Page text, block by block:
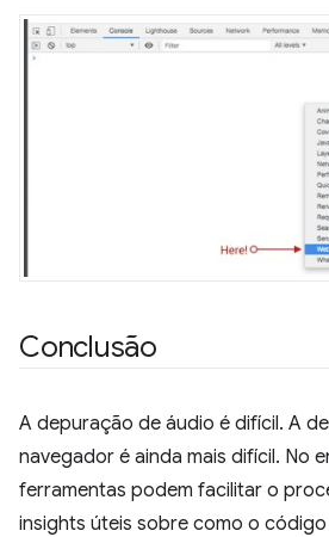
Conclusão
A depuração de áudio é difícil. A
navegador é ainda mais difícil. No
ferramentas podem facilitar o
insights úteis sobre como o